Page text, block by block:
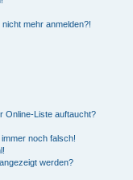
mehr anmelden?!
Online-Liste auftaucht?
noch falsch!
werden?